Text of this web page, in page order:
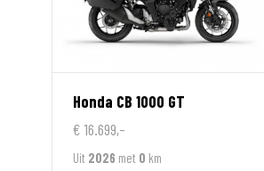
Honda CB 1000 GT
€ 16.699,-
Uit 2026 met 0 km